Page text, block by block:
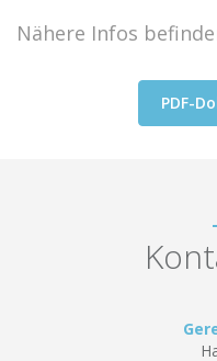
Nähere Infos
PDF-